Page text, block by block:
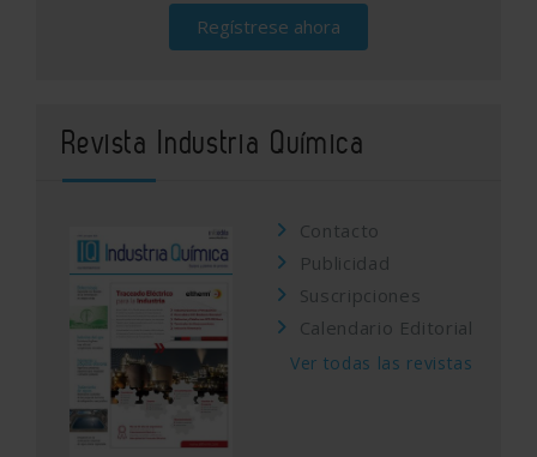
Regístrese ahora
Revista Industria Química
Contacto
Publicidad
Suscripciones
Calendario Editorial
Ver todas las revistas